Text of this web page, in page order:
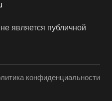
является публичной
конфиденциальности